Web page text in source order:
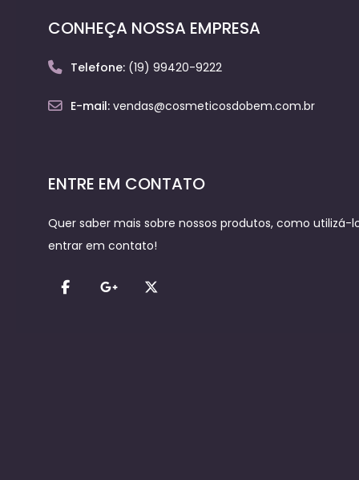
CONHEÇA NOSSA EMPRESA
Telefone: (19) 99420-9222
E-mail: vendas@cosmeticosdobem.com.br
ENTRE EM CONTATO
Quer saber mais sobre nossos produtos, como utilizá-
entrar em contato!